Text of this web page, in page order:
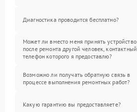
Диагностика проводится бесплатно?
Может ли вместо меня принять устройство
после ремонта другой человек, контактный
телефон которого я предоставлю?
Возможно ли получать обратную связь в
процессе выполнения ремонтных работ?
Какую гарантию вы предоставляете?